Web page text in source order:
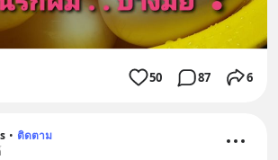
50 87 6
• ติดตาม